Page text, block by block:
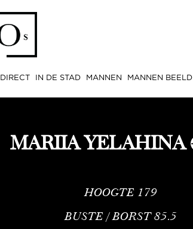
DIRECT IN DE STAD MANNEN MANNEN BEELD
MARIIA YELAHINA
HOOGTE 179
BUSTE / BORST 85.5